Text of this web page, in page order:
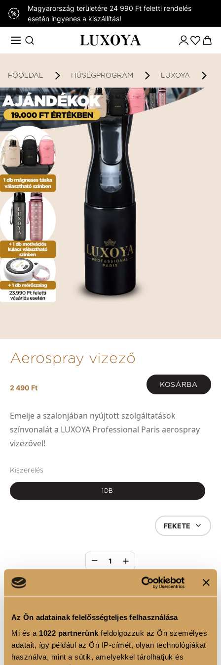
Az Ön adatainak felelősségteljes felhasználása
Mi és a 1022 partnerünk feldolgozzuk az Ön személyes
adatait, így például az Ön IP-címét, olyan technológiákat
használva, mint a sütik, amelyekkel tárolhatjuk és
Magyarország területére 24 990 Ft feletti rendelés
esetén ingyenes a kiszállítás!
FŐOLDAL HŰSÉGPROGRAM LUXOYA
Aerospray vizező
2 490 Ft KOSÁRBA
Emelje a szalonjában nyújtott szolgáltatások
színvonalát a LUXOYA Professional Paris aerospray
vizezővel!
Kiszerelés
1DB
FEKETE
1
KOSÁRBA
TERMÉKLEÍRÁS
Ez a professzionális eszköz elengedhetetlen kellék